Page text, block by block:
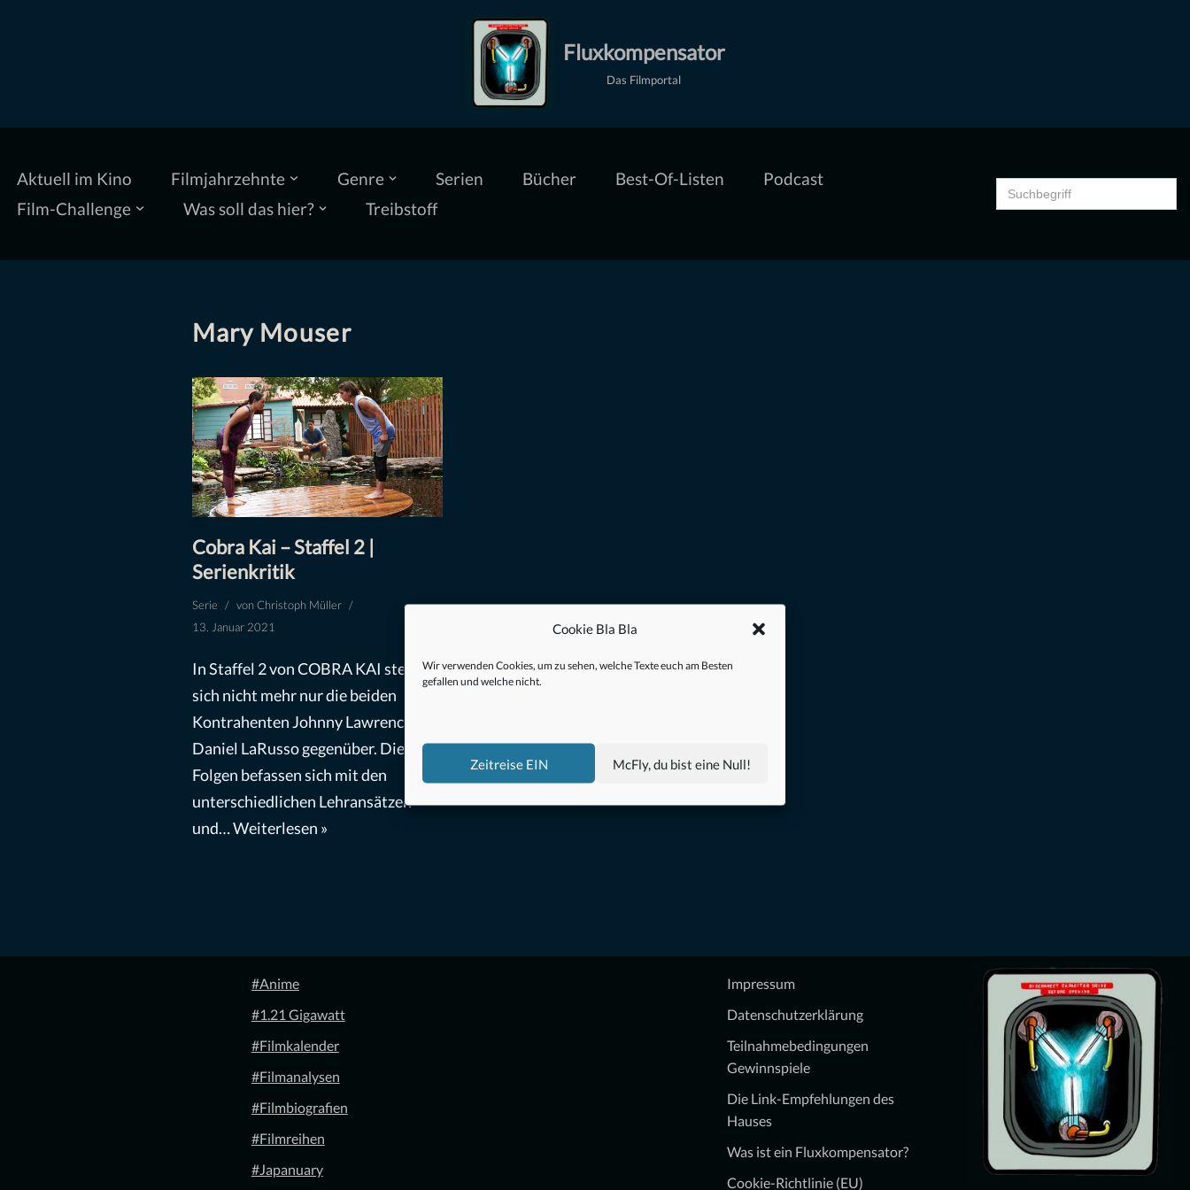
Cookie Bla Bla
Wir verwenden Cookies, um zu sehen, welche Texte euch am Besten
gefallen und welche nicht.
Zeitreise EIN McFly, du bist eine Null!
Fluxkompensator
Das Filmportal
Aktuell im Kino Filmjahrzehnte Genre Serien Bücher Best-Of-Listen
Podcast
Film-Challenge
Was soll das hier? Treibstoff
Search
for:
Mary Mouser
Cobra Kai – Staffel 2 |
Serienkritik
Serie vonChristoph Müller
13. Januar 2021
In Staffel 2 von COBRA KAI stehen
sich nicht mehr nur die beiden
Kontrahenten Johnny Lawrence und
Daniel LaRusso gegenüber. Die zehn
Folgen befassen sich mit den
unterschiedlichen Lehransätzen
und…Weiterlesen »
#Anime
#1.21 Gigawatt
#Filmkalender
#Filmanalysen
#Filmbiografien
#Filmreihen
#Japanuary
Impressum
Datenschutzerklärung
Teilnahmebedingungen
Gewinnspiele
Die Link-Empfehlungen des
Hauses
Was ist ein Fluxkompensator?
Cookie-Richtlinie (EU)